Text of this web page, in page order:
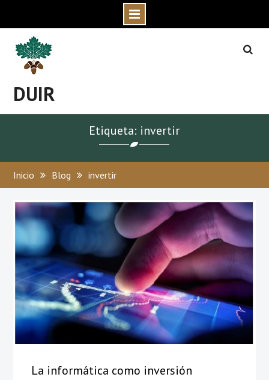
content
DUIR
Etiqueta: invertir
Inicio Blog invertir
La informática como inversión